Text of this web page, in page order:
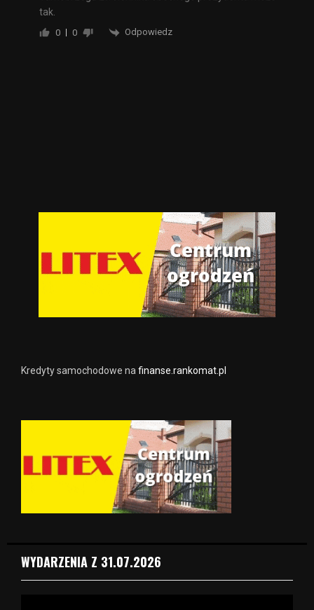
tak.
0 0 Odpowiedz
Kredyty samochodowe na finanse.rankomat.pl
WYDARZENIA Z 31.07.2026